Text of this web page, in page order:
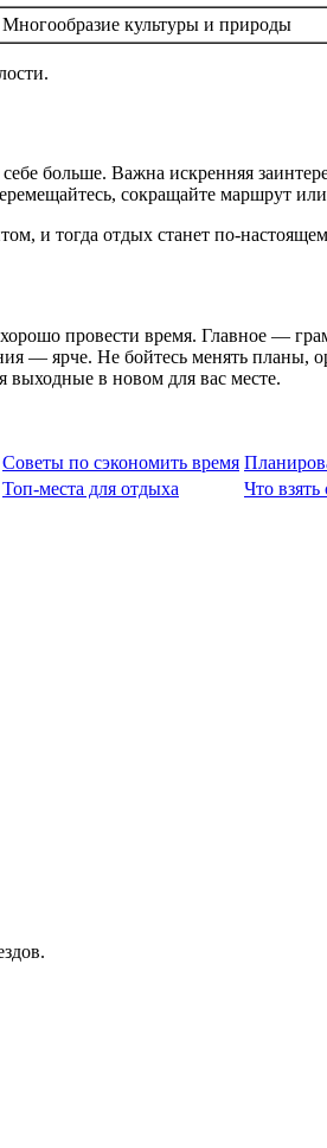
Многообразие культуры и природы
больше. Важна искренняя
сокращайте маршрут
и тогда отдых станет по-
провести время. Главное —
— ярче. Не бойтесь менять планы,
в новом для вас месте.
Советы по сэкономить время
Топ-места для отдыха Что